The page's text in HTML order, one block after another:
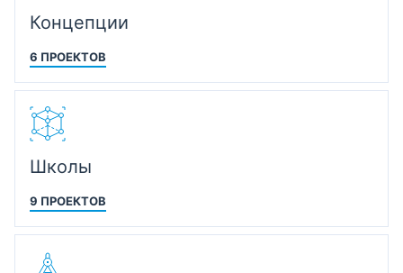
Концепции
6 ПРОЕКТОВ
Школы
9 ПРОЕКТОВ